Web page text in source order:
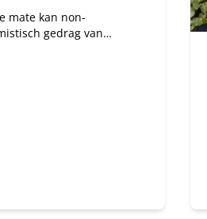
bij onderwijzers
mate kan non-
gedrag van